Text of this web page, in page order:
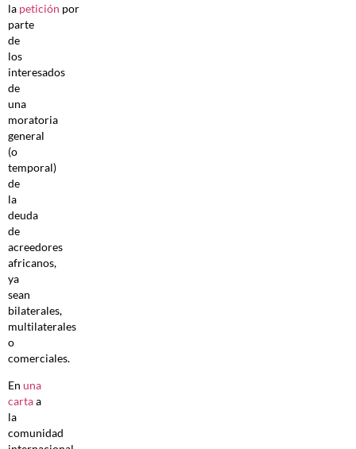
la petición por
parte
de
los
interesados
de
una
moratoria
general
(o
temporal)
de
la
deuda
de
acreedores
africanos,
ya
sean
bilaterales,
multilaterales
o
comerciales.
En una
cartaa
la
comunidad